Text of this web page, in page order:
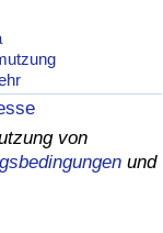
von
und